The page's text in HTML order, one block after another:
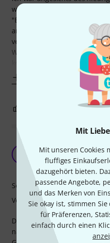
Mit
Mit unseren Cookies
fluffiges
dazugehört bieten.
passende Angebote,
und das Merken von
Sie okay ist, stimmen
für Präferenzen,
einfach durch einen
was die Qualität angeht, habe
"Experiementier-Saiten" mal
angenehm überrascht - hab
verschiedenen Gitarren
Washburn N2 und einen 10er-
konnte bislang keine
GF
richtig!
guitar
Da ich viele unterschieldiche
nach einer kostengünstigen
Sound
Verarbeitung